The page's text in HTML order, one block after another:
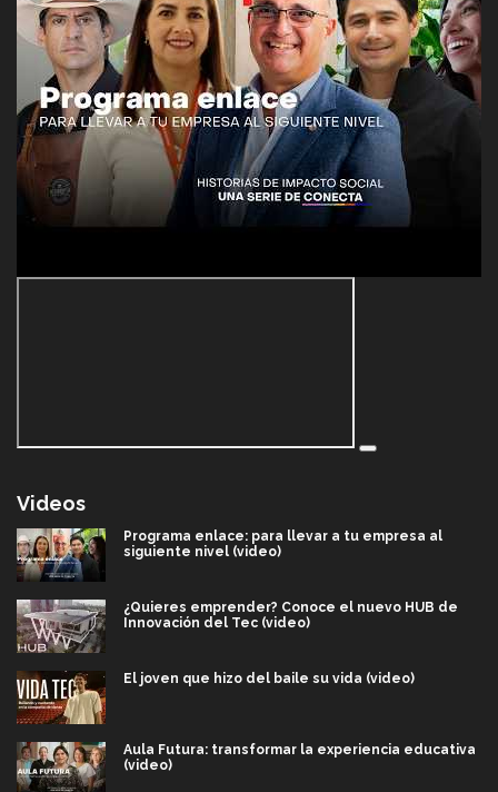
Videos
Programa enlace: para llevar a tu empresa al
siguiente nivel (video)
¿Quieres emprender? Conoce el nuevo HUB de
Innovación del Tec (video)
El joven que hizo del baile su vida (video)
Aula Futura: transformar la experiencia educativa
(video)